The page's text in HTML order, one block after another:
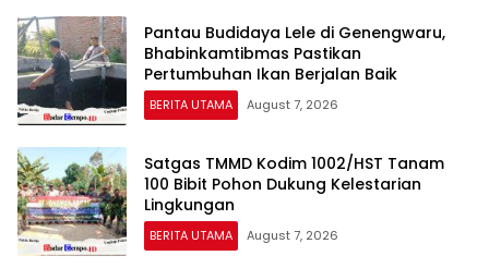
Pantau Budidaya Lele di Genengwaru,
Bhabinkamtibmas Pastikan
Pertumbuhan Ikan Berjalan Baik
BERITA UTAMA August 7, 2026
Satgas TMMD Kodim 1002/HST Tanam
100 Bibit Pohon Dukung Kelestarian
Lingkungan
BERITA UTAMA August 7, 2026